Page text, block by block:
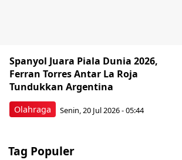
Olahraga
Spanyol Juara Piala Dunia 2026,
Ferran Torres Antar La Roja
Tundukkan Argentina
Senin, 20 Jul 2026 - 05:44
Tag Populer